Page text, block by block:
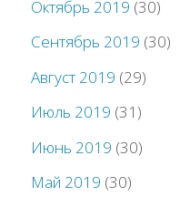
Октябрь 2019 (30)
Сентябрь 2019 (30)
Август 2019 (29)
Июль 2019 (31)
Июнь 2019 (30)
Май 2019 (30)